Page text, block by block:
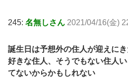
245: 名無しさん 2021/04/16(金)
誕生日は予想外の住人が迎えにき
好きな住人、そうでもない住人
てないからかもしれない